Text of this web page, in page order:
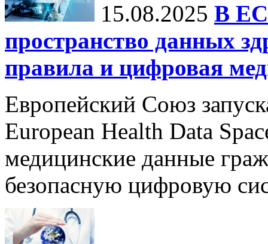
15.08.2025 В ЕС
пространство данных
правила и цифровая
Европейский Союз
European Health Data
медицинские данные
безопасную цифровую